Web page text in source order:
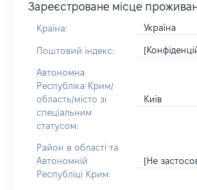
Зареєстроване місце
Країна: Україна
Поштовий індекс:
Автономна
Республіка Крим/
область/місто зі
спеціальним
статусом:
Київ
Район в області та
Автономній
Республіці Крим:
[Не